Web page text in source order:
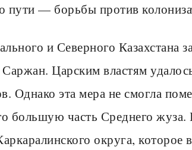
пути — борьбы против
и Северного Казахстана
Царским властям
Однако эта мера не смогла
большую часть Среднего жуза.
округа, которое